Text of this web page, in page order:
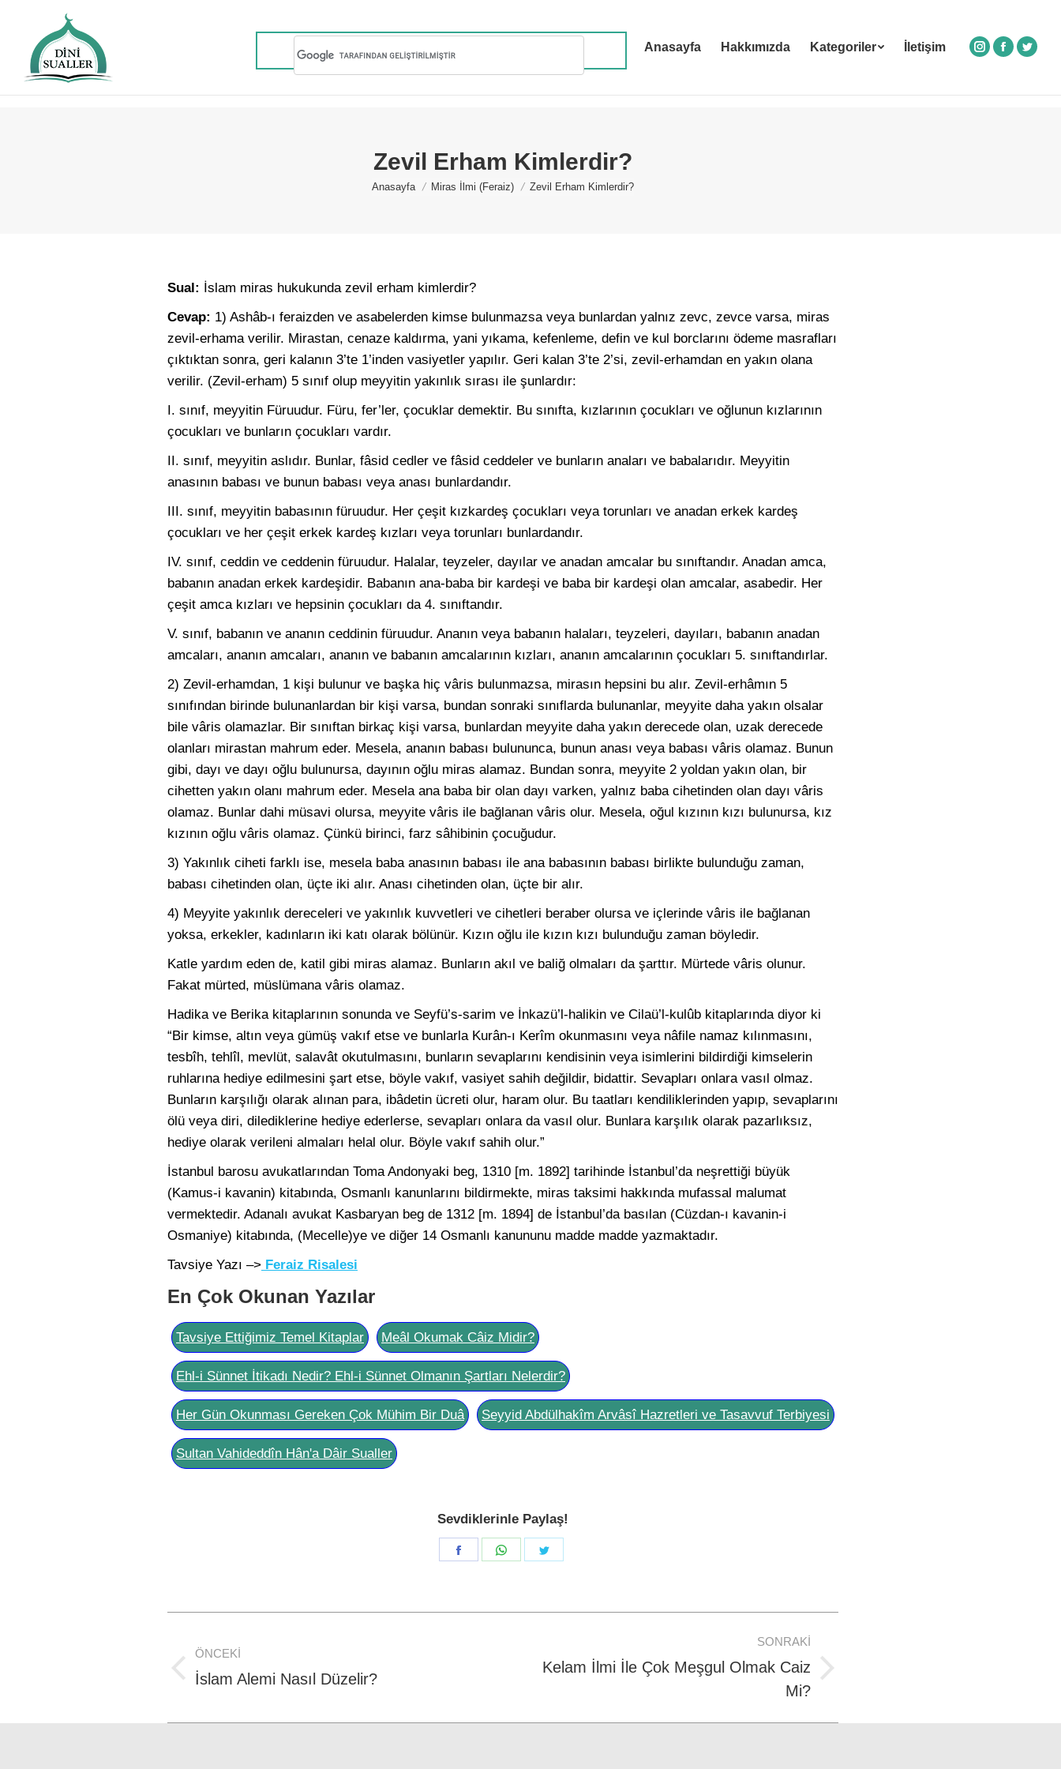
Anasayfa Hakkımızda Kategoriler İletişim
Instagram
Facebook
Zevil Erham Kimlerdir?
You are here:
Anasayfa Miras İlmi (Feraiz) Zevil Erham Kimlerdir?
Sual: İslam miras hukukunda zevil erham kimlerdir?
Cevap: 1) Ashâb-ı feraizden ve asabelerden kimse bulunmazsa veya bunlardan yalnız zevc, zevce varsa, miras
zevil-erhama verilir. Mirastan, cenaze kaldırma, yani yıkama, kefenleme, defin ve kul borclarını ödeme masrafları
çıktıktan sonra, geri kalanın 3’te 1’inden vasiyetler yapılır. Geri kalan 3’te 2’si, zevil-erhamdan en yakın olana
verilir. (Zevil-erham) 5 sınıf olup meyyitin yakınlık sırası ile şunlardır:
I. sınıf, meyyitin Füruudur. Füru, fer’ler, çocuklar demektir. Bu sınıfta, kızlarının çocukları ve oğlunun kızlarının
çocukları ve bunların çocukları vardır.
II. sınıf, meyyitin aslıdır. Bunlar, fâsid cedler ve fâsid ceddeler ve bunların anaları ve babalarıdır. Meyyitin
anasının babası ve bunun babası veya anası bunlardandır.
III. sınıf, meyyitin babasının füruudur. Her çeşit kızkardeş çocukları veya torunları ve anadan erkek kardeş
çocukları ve her çeşit erkek kardeş kızları veya torunları bunlardandır.
IV. sınıf, ceddin ve ceddenin füruudur. Halalar, teyzeler, dayılar ve anadan amcalar bu sınıftandır. Anadan amca,
babanın anadan erkek kardeşidir. Babanın ana-baba bir kardeşi ve baba bir kardeşi olan amcalar, asabedir. Her
çeşit amca kızları ve hepsinin çocukları da 4. sınıftandır.
V. sınıf, babanın ve ananın ceddinin füruudur. Ananın veya babanın halaları, teyzeleri, dayıları, babanın anadan
amcaları, ananın amcaları, ananın ve babanın amcalarının kızları, ananın amcalarının çocukları 5. sınıftandırlar.
2) Zevil-erhamdan, 1 kişi bulunur ve başka hiç vâris bulunmazsa, mirasın hepsini bu alır. Zevil-erhâmın 5
sınıfından birinde bulunanlardan bir kişi varsa, bundan sonraki sınıflarda bulunanlar, meyyite daha yakın olsalar
bile vâris olamazlar. Bir sınıftan birkaç kişi varsa, bunlardan meyyite daha yakın derecede olan, uzak derecede
olanları mirastan mahrum eder. Mesela, ananın babası bulununca, bunun anası veya babası vâris olamaz. Bunun
gibi, dayı ve dayı oğlu bulunursa, dayının oğlu miras alamaz. Bundan sonra, meyyite 2 yoldan yakın olan, bir
cihetten yakın olanı mahrum eder. Mesela ana baba bir olan dayı varken, yalnız baba cihetinden olan dayı vâris
olamaz. Bunlar dahi müsavi olursa, meyyite vâris ile bağlanan vâris olur. Mesela, oğul kızının kızı bulunursa, kız
kızının oğlu vâris olamaz. Çünkü birinci, farz sâhibinin çocuğudur.
3) Yakınlık ciheti farklı ise, mesela baba anasının babası ile ana babasının babası birlikte bulunduğu zaman,
babası cihetinden olan, üçte iki alır. Anası cihetinden olan, üçte bir alır.
4) Meyyite yakınlık dereceleri ve yakınlık kuvvetleri ve cihetleri beraber olursa ve içlerinde vâris ile bağlanan
yoksa, erkekler, kadınların iki katı olarak bölünür. Kızın oğlu ile kızın kızı bulunduğu zaman böyledir.
Katle yardım eden de, katil gibi miras alamaz. Bunların akıl ve baliğ olmaları da şarttır. Mürtede vâris olunur.
Fakat mürted, müslümana vâris olamaz.
Hadika ve Berika kitaplarının sonunda ve Seyfü’s-sarim ve İnkazü’l-halikin ve Cilaü’l-kulûb kitaplarında diyor ki
“Bir kimse, altın veya gümüş vakıf etse ve bunlarla Kurân-ı Kerîm okunmasını veya nâfile namaz kılınmasını,
tesbîh, tehlîl, mevlüt, salavât okutulmasını, bunların sevaplarını kendisinin veya isimlerini bildirdiği kimselerin
ruhlarına hediye edilmesini şart etse, böyle vakıf, vasiyet sahih değildir, bidattir. Sevapları onlara vasıl olmaz.
Bunların karşılığı olarak alınan para, ibâdetin ücreti olur, haram olur. Bu taatları kendiliklerinden yapıp, sevaplarını
ölü veya diri, dilediklerine hediye ederlerse, sevapları onlara da vasıl olur. Bunlara karşılık olarak pazarlıksız,
hediye olarak verileni almaları helal olur. Böyle vakıf sahih olur.”
İstanbul barosu avukatlarından Toma Andonyaki beg, 1310 [m. 1892] tarihinde İstanbul’da neşrettiği büyük
(Kamus-i kavanin) kitabında, Osmanlı kanunlarını bildirmekte, miras taksimi hakkında mufassal malumat
vermektedir. Adanalı avukat Kasbaryan beg de 1312 [m. 1894] de İstanbul’da basılan (Cüzdan-ı kavanin-i
Osmaniye) kitabında, (Mecelle)ye ve diğer 14 Osmanlı kanununu madde madde yazmaktadır.
Tavsiye Yazı –> Feraiz Risalesi
En Çok Okunan Yazılar
Tavsiye Ettiğimiz Temel Kitaplar Meâl Okumak Câiz Midir?
Ehl-i Sünnet İtikadı Nedir? Ehl-i Sünnet Olmanın Şartları Nelerdir?
Her Gün Okunması Gereken Çok Mühim Bir Duâ Seyyid Abdülhakîm Arvâsî Hazretleri ve Tasavvuf Terbiyesi
Sultan Vahideddîn Hân'a Dâir Sualler
Sevdiklerinle Paylaş!
Share
Share
navigation
ÖNCEKI
Previous
İslam Alemi Nasıl Düzelir?
SONRAKI
Next
Kelam İlmi İle Çok Meşgul Olmak Caiz
Mi?